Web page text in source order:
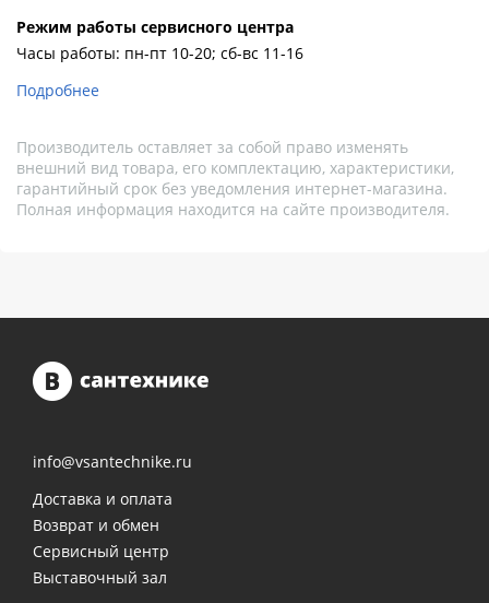
Pежим работы сервисного центра
Часы работы: пн-пт 10-20; сб-вс 11-16
Подробнее
Производитель оставляет за собой право изменять
внешний вид товара, его комплектацию, характеристики,
гарантийный срок без уведомления интернет-магазина.
Полная информация находится на сайте производителя.
info@vsantechnike.ru
Доставка и оплата
Возврат и обмен
Сервисный центр
Выставочный зал